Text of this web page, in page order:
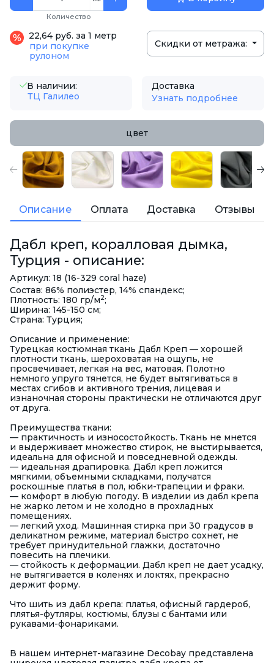
Количество
22,64 руб. за 1 метр
при покупке
рулоном
Скидки от метража:
В наличии:
ТЦ Галилео
Доставка
Узнать подробнее
цвет
Описание Оплата Доставка Отзывы
Дабл креп, коралловая дымка,
Турция - описание:
Артикул: 18 (16-329 coral haze)
Состав: 86% полиэстер, 14% спандекс;
Плотность: 180 гр/м2;
Ширина: 145-150 см;
Страна: Турция;
Описание и применение:
Турецкая костюмная ткань Дабл Креп — хорошей
плотности ткань, шероховатая на ощупь, не
просвечивает, легкая на вес, матовая. Полотно
немного упруго тянется, не будет вытягиваться в
местах сгибов и активного трения, лицевая и
изнаночная стороны практически не отличаются друг
от друга.
Преимущества ткани:
— практичность и износостойкость. Ткань не мнется
и выдерживает множество стирок, не выстирывается,
идеальна для офисной и повседневной одежды.
— идеальная драпировка. Дабл креп ложится
мягкими, объемными складками, получатся
роскошные платья в пол, юбки-трапеции и фраки.
— комфорт в любую погоду. В изделии из дабл крепа
не жарко летом и не холодно в прохладных
помещениях.
— легкий уход. Машинная стирка при 30 градусов в
деликатном режиме, материал быстро сохнет, не
требует принудительной глажки, достаточно
повесить на плечики.
— стойкость к деформации. Дабл креп не дает усадку,
не вытягивается в коленях и локтях, прекрасно
держит форму.
Что шить из дабл крепа: платья, офисный гардероб,
плятья-футляры, костюмы, блузы с бантами или
рукавами-фонариками.
В нашем интернет-магазине Decobay представлена